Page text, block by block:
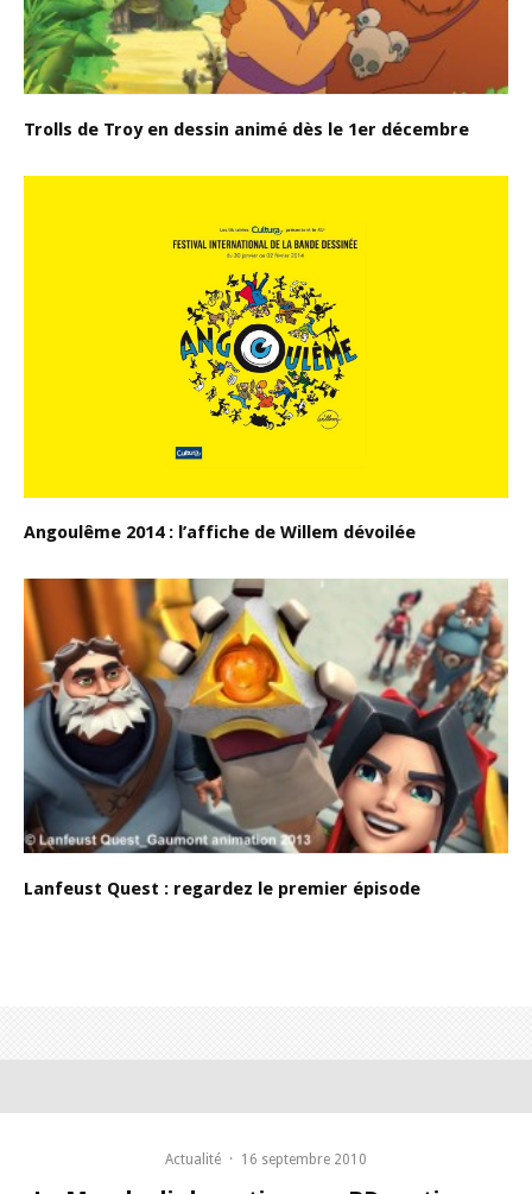
Trolls de Troy en dessin animé dès le 1er décembre
Angoulême 2014 : l’affiche de Willem dévoilée
Lanfeust Quest : regardez le premier épisode
Actualité · 16 septembre 2010